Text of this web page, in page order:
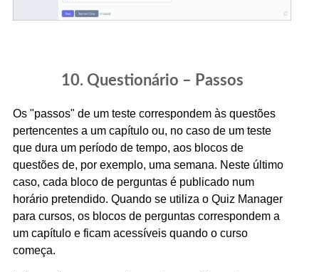
10. Questionário – Passos
Os "passos" de um teste correspondem às questões
pertencentes a um capítulo ou, no caso de um teste
que dura um período de tempo, aos blocos de
questões de, por exemplo, uma semana. Neste último
caso, cada bloco de perguntas é publicado num
horário pretendido. Quando se utiliza o Quiz Manager
para cursos, os blocos de perguntas correspondem a
um capítulo e ficam acessíveis quando o curso
começa.